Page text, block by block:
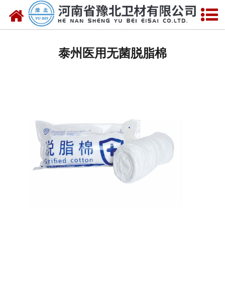
网站首页
泰州显影纱布
泰州医用口罩帽
泰州医用无菌脱脂棉